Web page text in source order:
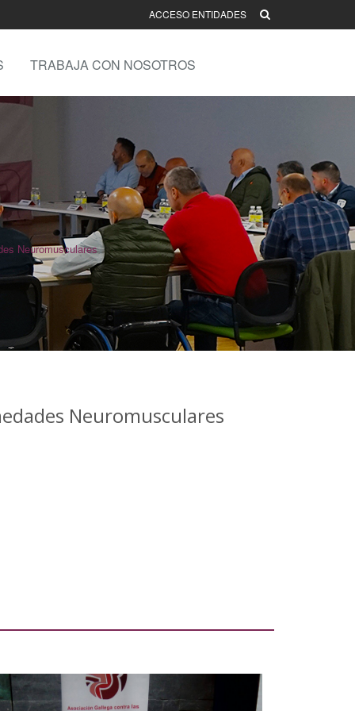
ACCESO ENTIDADES
TRABAJA CON NOSOTROS
Neuromusculares
Neuromusculares